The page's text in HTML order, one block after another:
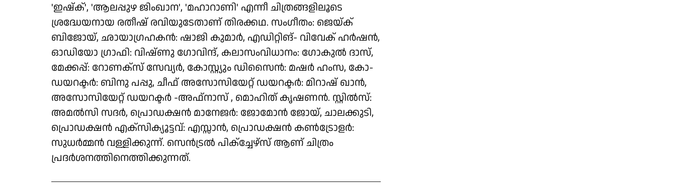
'ഇഷ്ക്', 'ആലപ്പുഴ ജിംഖാന', 'മഹാറാണി' എന്നീ ചിത്രങ്ങളിലൂടെ
ശ്രദ്ധേയനായ രതീഷ് രവിയുടേതാണ് തിരക്കഥ. സംഗീതം: ജെയ്ക്
ബിജോയ്, ഛായാഗ്രഹകൻ: ഷാജി കുമാർ, എഡിറ്റിങ്- വിവേക് ഹർഷൻ,
ഓഡിയോ ഗ്രാഫി: വിഷ്ണു ഗോവിന്ദ്, കലാസംവിധാനം: ഗോകുൽ ദാസ്,
മേക്കപ്പ്: റോണക്സ് സേവ്യർ, കോസ്റ്റ്യും ഡിസൈൻ: മഷർ ഹംസ, കോ-
ഡയറക്ടർ: ബിനു പപ്പു, ചീഫ് അസോസിയേറ്റ് ഡയറക്ടർ: മിറാഷ് ഖാൻ,
അസോസിയേറ്റ് ഡയറക്ടർ -അഫ്നാസ് , മൊഹിത് കൃഷണൻ. സ്റ്റിൽസ്:
അമൽസി സദർ, പ്രൊഡക്ഷൻ മാനേജർ: ജോമോൻ ജോയ്, ചാലക്കുടി,
പ്രൊഡക്ഷൻ എക്സിക്യൂട്ടവ്: എസ്സാൻ, പ്രൊഡക്ഷൻ കൺട്രോളർ:
സുധർമ്മൻ വള്ളിക്കുന്ന്. സെൻട്രൽ പിക്ച്ചേഴ്സ് ആണ് ചിത്രം
പ്രദർശനത്തിനെത്തിക്കുന്നത്.